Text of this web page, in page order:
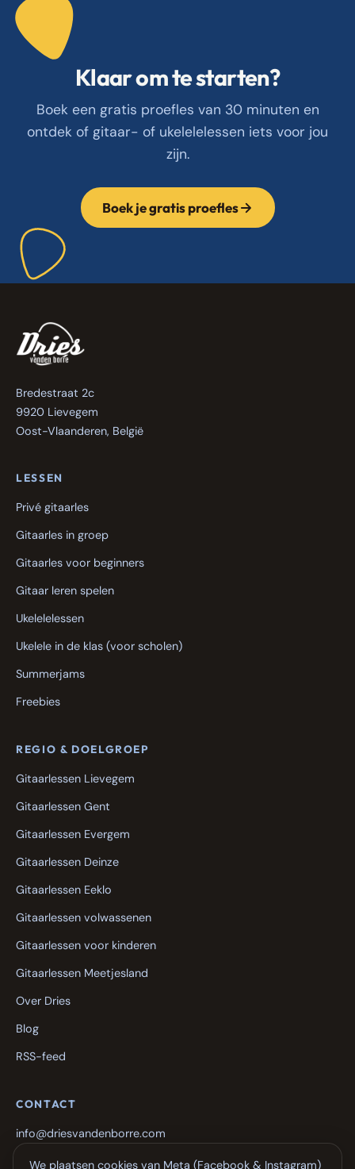
Klaar om te starten?
Boek een gratis proefles van 30 minuten en
ontdek of gitaar- of ukelelelessen iets voor jou
zijn.
Boek je gratis proefles
Bredestraat 2c
9920 Lievegem
Oost-Vlaanderen, België
LESSEN
Privé gitaarles
Gitaarles in groep
Gitaarles voor beginners
Gitaar leren spelen
Ukelelelessen
Ukelele in de klas (voor scholen)
Summerjams
Freebies
REGIO & DOELGROEP
Gitaarlessen Lievegem
Gitaarlessen Gent
Gitaarlessen Evergem
Gitaarlessen Deinze
Gitaarlessen Eeklo
Gitaarlessen volwassenen
Gitaarlessen voor kinderen
Gitaarlessen Meetjesland
Over Dries
Blog
RSS-feed
CONTACT
info@driesvandenborre.com
+32 498 39 73 54
We plaatsen cookies van Meta (Facebook & Instagram)